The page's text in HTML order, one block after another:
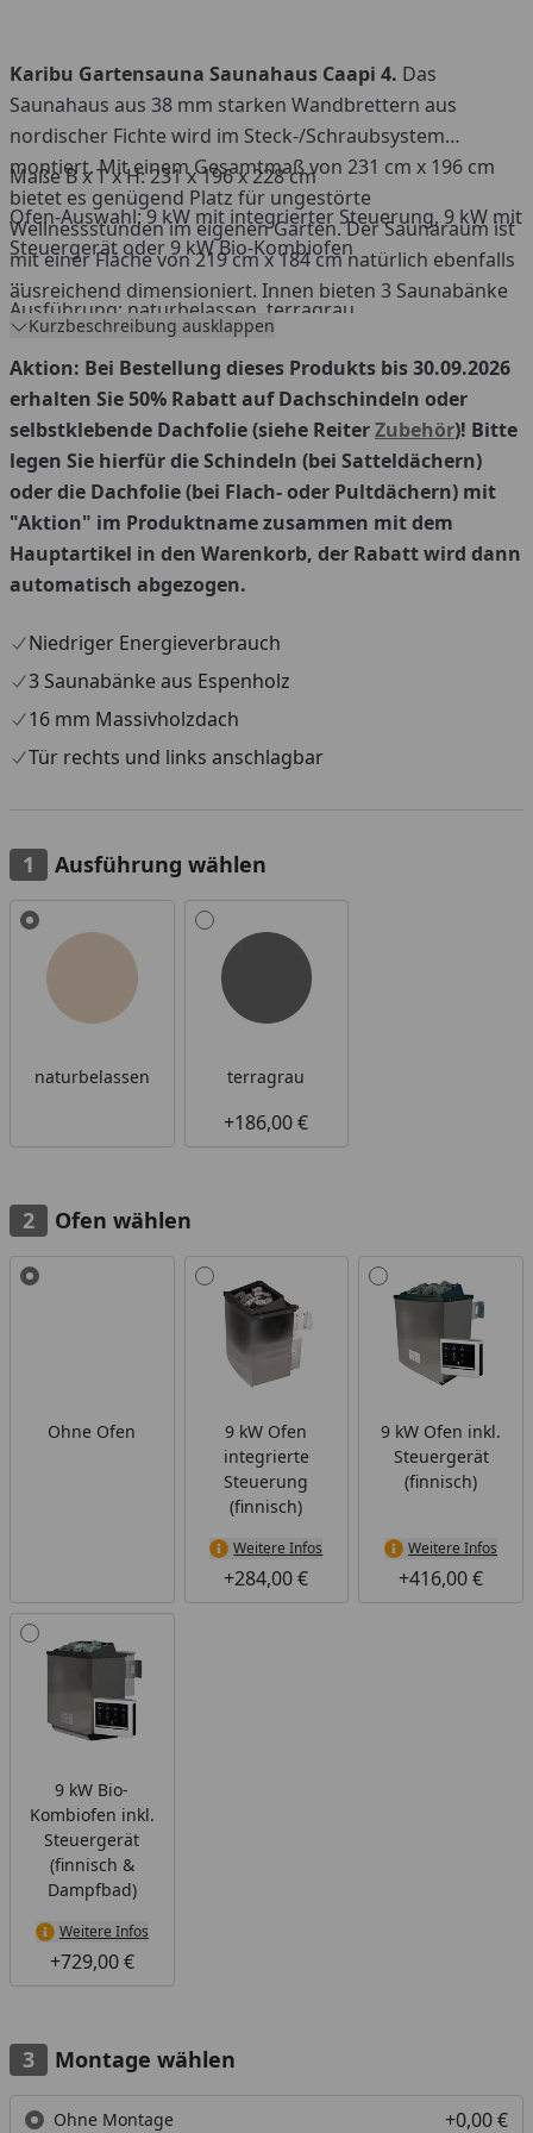
im Warenkorb automatisch abgezogen.
Karibu Gartensauna Saunahaus Caapi 4. Das
Saunahaus aus 38 mm starken Wandbrettern aus
nordischer Fichte wird im Steck-/Schraubsystem
montiert. Mit einem Gesamtmaß von 231 cm x 196 cm
bietet es genügend Platz für ungestörte
Wellnessstunden im eigenen Garten. Der Saunaraum ist
mit einer Fläche von 219 cm x 184 cm natürlich ebenfalls
ausreichend dimensioniert. Innen bieten 3 Saunabänke
Platz zur Entspannung.
Maße B x T x H: 231 x 196 x 228 cm
Ofen-Auswahl: 9 kW mit integrierter Steuerung, 9 kW mit
Steuergerät oder 9 kW Bio-Kombiofen
Ausführung: naturbelassen, terragrau
Kurzbeschreibung ausklappen
Aktion: Bei Bestellung dieses Produkts bis 30.09.2026
erhalten Sie 50% Rabatt auf Dachschindeln oder
selbstklebende Dachfolie (siehe ReiterZubehör)! Bitte
legen Sie hierfür die Schindeln (bei Satteldächern)
oder die Dachfolie (bei Flach- oder Pultdächern) mit
"Aktion" im Produktname zusammen mit dem
Hauptartikel in den Warenkorb, der Rabatt wird dann
automatisch abgezogen.
Niedriger Energieverbrauch
3 Saunabänke aus Espenholz
16 mm Massivholzdach
Tür rechts und links anschlagbar
Ausführung wählen
Alle anzeigen (2)
naturbelassen terragrau
+186,00 €
Ofen wählen
Alle anzeigen (4)
Ohne Ofen
9 kW Ofen
integrierte
Steuerung
(finnisch)
Weitere Infos
+284,00 €
9 kW Ofen inkl.
Steuergerät
(finnisch)
Weitere Infos
+416,00 €
9 kW Bio-
Kombiofen inkl.
Steuergerät
(finnisch &
Dampfbad)
Weitere Infos
+729,00 €
Montage wählen
Ohne Montage +0,00 €